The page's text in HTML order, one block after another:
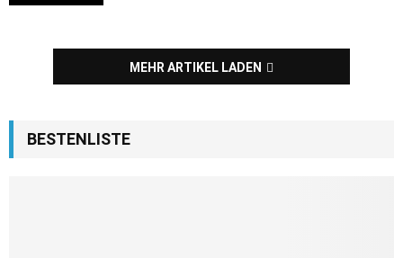
MEHR ARTIKEL LADEN
BESTENLISTE